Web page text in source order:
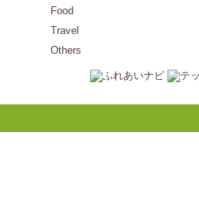
Food
Travel
Others